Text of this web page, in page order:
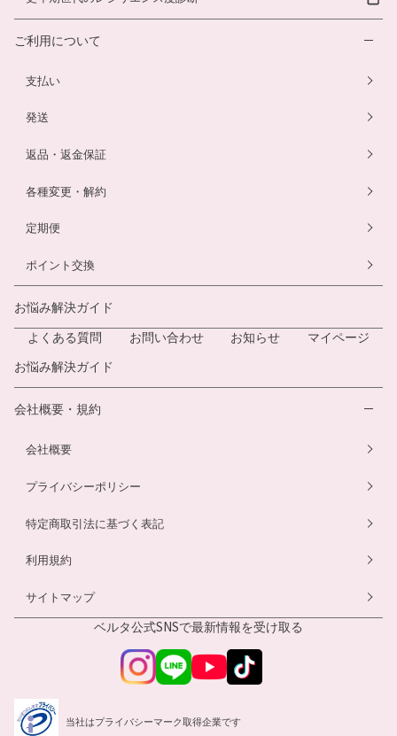
ご利用について
支払い
発送
返品・返金保証
各種変更・解約
定期便
ポイント交換
お悩み解決ガイド
よくある質問
お問い合わせ お知らせ
マイページ
お悩み解決ガイド
会社概要・規約
会社概要
プライバシーポリシー
特定商取引法に基づく表記
利用規約
サイトマップ
ベルタ公式SNSで最新情報を受け取る
当社はプライバシーマーク取得企業です